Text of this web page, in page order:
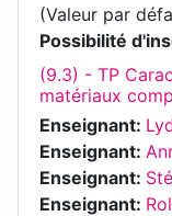
(Valeur par
Possibilité
(9.3) - TP
matériaux
Enseignant:
Enseignant:
Enseignant:
Enseignant: